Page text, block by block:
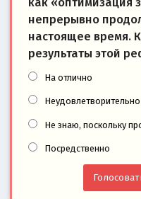
непрерывно
настоящее время.
результаты этой
На отлично
Неудовлетворительно
Не знаю, поскольку
Посредственно